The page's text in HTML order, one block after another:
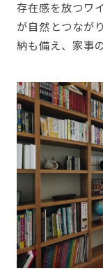
存在感を放つワ
が自然とつなが
納も備え、家事